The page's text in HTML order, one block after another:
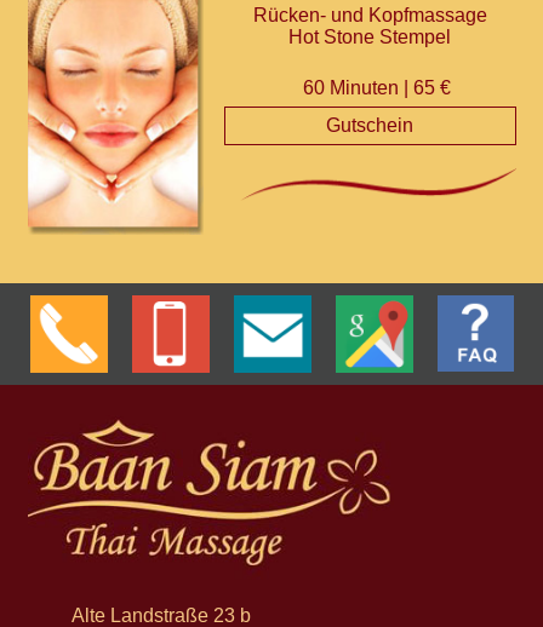
Rücken- und Kopfmassage
Hot Stone Stempel
60 Minuten | 65 €
Gutschein
Alte Landstraße 23 b